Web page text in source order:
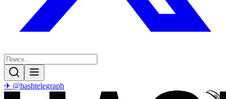
✈ @hashtelegraph